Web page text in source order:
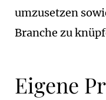
umzusetzen
Branche zu
Eigene